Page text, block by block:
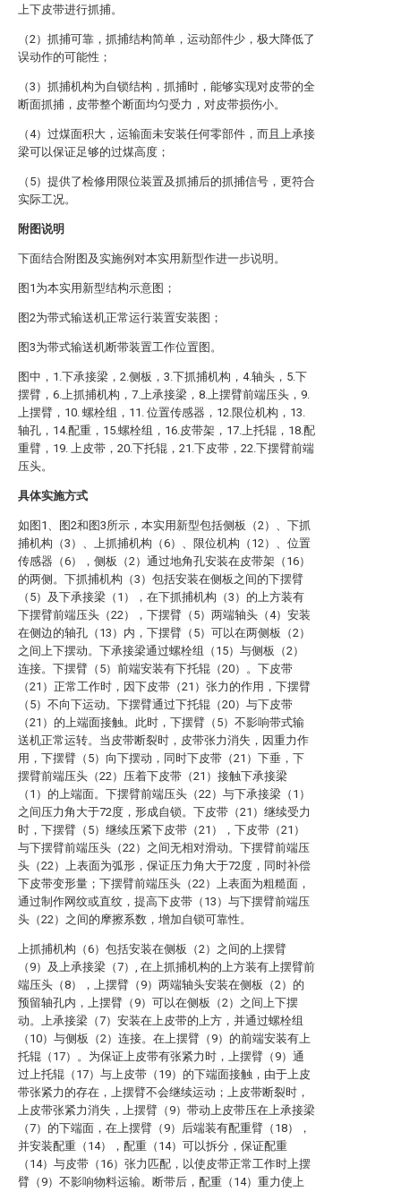
上下皮带进行抓捕。
（2）抓捕可靠，抓捕结构简单，运动部件少，极大降低了
误动作的可能性；
（3）抓捕机构为自锁结构，抓捕时，能够实现对皮带的全
断面抓捕，皮带整个断面均匀受力，对皮带损伤小。
（4）过煤面积大，运输面未安装任何零部件，而且上承接
梁可以保证足够的过煤高度；
（5）提供了检修用限位装置及抓捕后的抓捕信号，更符合
实际工况。
附图说明
下面结合附图及实施例对本实用新型作进一步说明。
图1为本实用新型结构示意图；
图2为带式输送机正常运行装置安装图；
图3为带式输送机断带装置工作位置图。
图中，1.下承接梁，2.侧板，3.下抓捕机构，4.轴头，5.下
摆臂，6.上抓捕机构，7.上承接梁，8.上摆臂前端压头，9.
上摆臂，10. 螺栓组，11. 位置传感器，12.限位机构，13.
轴孔，14.配重，15.螺栓组，16.皮带架，17.上托辊，18.配
重臂，19. 上皮带，20.下托辊，21.下皮带，22.下摆臂前端
压头。
具体实施方式
如图1、图2和图3所示，本实用新型包括侧板（2）、下抓
捕机构（3）、上抓捕机构（6）、限位机构（12）、位置
传感器（6），侧板（2）通过地角孔安装在皮带架（16）
的两侧。下抓捕机构（3）包括安装在侧板之间的下摆臂
（5）及下承接梁（1），在下抓捕机构（3）的上方装有
下摆臂前端压头（22），下摆臂（5）两端轴头（4）安装
在侧边的轴孔（13）内，下摆臂（5）可以在两侧板（2）
之间上下摆动。下承接梁通过螺栓组（15）与侧板（2）
连接。下摆臂（5）前端安装有下托辊（20）。下皮带
（21）正常工作时，因下皮带（21）张力的作用，下摆臂
（5）不向下运动。下摆臂通过下托辊（20）与下皮带
（21）的上端面接触。此时，下摆臂（5）不影响带式输
送机正常运转。当皮带断裂时，皮带张力消失，因重力作
用，下摆臂（5）向下摆动，同时下皮带（21）下垂，下
摆臂前端压头（22）压着下皮带（21）接触下承接梁
（1）的上端面。下摆臂前端压头（22）与下承接梁（1）
之间压力角大于72度，形成自锁。下皮带（21）继续受力
时，下摆臂（5）继续压紧下皮带（21），下皮带（21）
与下摆臂前端压头（22）之间无相对滑动。下摆臂前端压
头（22）上表面为弧形，保证压力角大于72度，同时补偿
下皮带变形量；下摆臂前端压头（22）上表面为粗糙面，
通过制作网纹或直纹，提高下皮带（13）与下摆臂前端压
头（22）之间的摩擦系数，增加自锁可靠性。
上抓捕机构（6）包括安装在侧板（2）之间的上摆臂
（9）及上承接梁（7）, 在上抓捕机构的上方装有上摆臂前
端压头（8），上摆臂（9）两端轴头安装在侧板（2）的
预留轴孔内，上摆臂（9）可以在侧板（2）之间上下摆
动。上承接梁（7）安装在上皮带的上方，并通过螺栓组
（10）与侧板（2）连接。在上摆臂（9）的前端安装有上
托辊（17）。为保证上皮带有张紧力时，上摆臂（9）通
过上托辊（17）与上皮带（19）的下端面接触，由于上皮
带张紧力的存在，上摆臂不会继续运动；上皮带断裂时，
上皮带张紧力消失，上摆臂（9）带动上皮带压在上承接梁
（7）的下端面，在上摆臂（9）后端装有配重臂（18），
并安装配重（14），配重（14）可以拆分，保证配重
（14）与皮带（16）张力匹配，以使皮带正常工作时上摆
臂（9）不影响物料运输。断带后，配重（14）重力使上